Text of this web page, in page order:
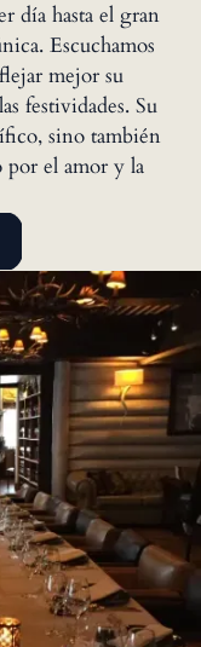
día hasta el gran
Escuchamos
mejor su
festividades. Su
sino también
por el amor y la